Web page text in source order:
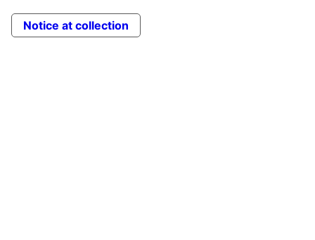
Notice at collection